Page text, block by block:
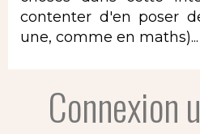
contenter d'en poser
une, comme en maths)...
Connexion